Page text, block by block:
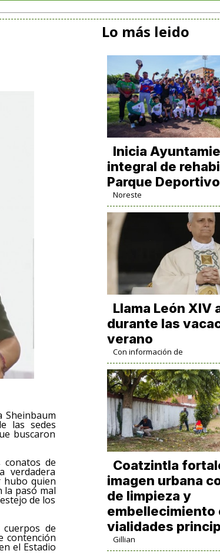
Sheinbaum
las sedes
buscaron
de
verdadera
hubo quien
la pasó mal
de los
de
contención
el Estadio
Lo más leido
Inicia
integral de
Parque
Noreste
Llama León XIV
durante las
verano
Con información de
Coatzintla
imagen urbana
de limpieza y
embellecimiento
vialidades
Gillian